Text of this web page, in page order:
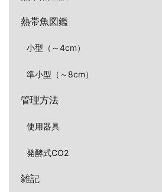
熱帯魚図鑑
小型（～4cm）
準小型（～8cm）
管理方法
使用器具
発酵式CO2
雑記